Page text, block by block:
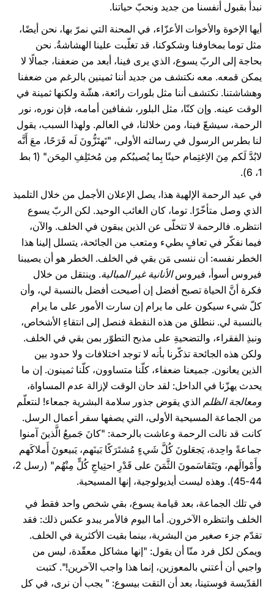
نبدأ بقبول أنفسنا من جديد ونحبّ حياتنا.
أيها الإخوة والأخوات الأعزّاء، في المحنة التي نمرّ بها، نحن أيضًا،
مثل توما بمخاوفنا وشكوكنا، قد تغلّبت علينا الهشاشةُ. نحن
بحاجة إلى الربّ يسوع، الذي يرى فينا، أبعد من ضعفنا، جمالًا لا
يمكن قمعه. معه نكتشف من جديد أننا ثمينين بالرغم من ضعفنا
وهشاشتنا. نكتشف أننا مثل بلورات رائعة، هشّة ولكنها ثمينة في
الوقت عينه. وإن كنّا، مثل البلور، شفافين أمامه، فإن نوره، نور
الرحمة، سيشعّ فينا، ومن خلالنا، في العالم. ولهذا السبب، يقول
لنا بطرس الرسول في رسالته الأولى، "تَهتَزُّونَ لَه فَرَحًا، معَ أَنَّه
لابُدَّ لَكم مِنَ الاِغتِمام حينًا بِما يُصيبُكم مِن مُختَلِفِ المِحَن" (1 بط
1، 6).
في عيد الرحمة الإلهية هذا، يصل الإعلان الأجمل من خلال التلميذ
الذي وصل متأخّرًا. توما، كان الغائب الوحيد. لكن الربّ يسوع
انتظره. فالرحمة لا تتخلّى عن الذين يبقون في الخلف. والآن،
فيما نفكّر في تعافٍ بطيء ومتعب من الجائحة، يتسلل إلينا هذا
الخطر نفسه: أن ننسى مَن بقي في الخلف. الخطر هو أن يصيبنا
فيروس أسوأ، فيروسالأنانية غير المبالية. وينتقل من خلال
فكرة أنَّ الحياة تصبح أفضل إن أصبحت أفضل بالنسبة لي، وأن
كلّ شيء سيكون على ما يرام إن سارت الأمور على ما يرام
بالنسبة لي. ننطلق من هذه النقطة فنصل إلى انتقاءِ الأشخاص،
ونبذِ الفقراء، والتضحيةِ على مذبح التطوّر بمن بقي في الخلف.
ولكن هذه الجائحة تذكّرنا بأنه لا توجد اختلافات ولا حدود بين
الذين يعانون. جميعنا ضعفاء، كلّنا متساوون، كلّنا ثمينون. إن ما
يحدث يهزّنا في الداخل: لقد حان الوقت لإزالة عدم المساواة،
ومعالجة الظلم الذي يقوض جذور سلامة البشرية جمعاء! لنتعلّم
من الجماعة المسيحية الأولى، التي يصفها سفر أعمال الرسل.
كانت قد نالت الرحمة وعاشت بالرحمة: "كانَ جَميعُ الَّذينَ آمنوا
جماعةً واحِدة، يَجعَلونَ كُلَّ شَيءٍ مُشتَرَكًا بَينَهم، يَبيعونَ أَملاكَهم
وأَمْوالَهم، ويَتَقاسَمونَ الثَّمَنَ على قَدْرِ احتِياجِ كُلٍّ مِنْهُم" (رسل 2،
44-45). وهذه ليست أيديولوجية، إنها المسيحية.
في تلك الجماعة، بعد قيامة يسوع، بقي شخص واحد فقط في
الخلف وانتظره الآخرون. أما اليوم فالأمر يبدو عكس ذلك: فقد
تقدّم جزء صغير من البشرية، بينما بقيت الأكثرية في الخلف.
ويمكن لكل فرد منّا أن يقول: "إنها مشاكل معقّدة، ليس من
واجبي أن أعتني بالمعوزين، إنما هذا واجب الآخرين!". كتبت
القدّيسة فوستينا، بعد أن التقت بيسوع: " يجب أن نرى، في كل